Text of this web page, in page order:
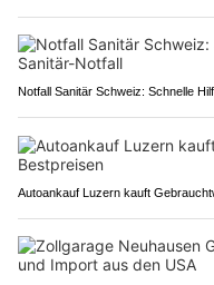
Notfall Sanitär Schweiz: Schnelle
Autoankauf Luzern kauft